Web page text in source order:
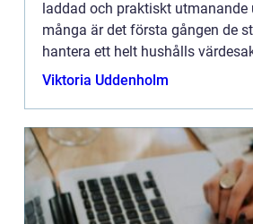
laddad och praktiskt
många är det första gången de
hantera ett helt hushålls
Viktoria Uddenholm